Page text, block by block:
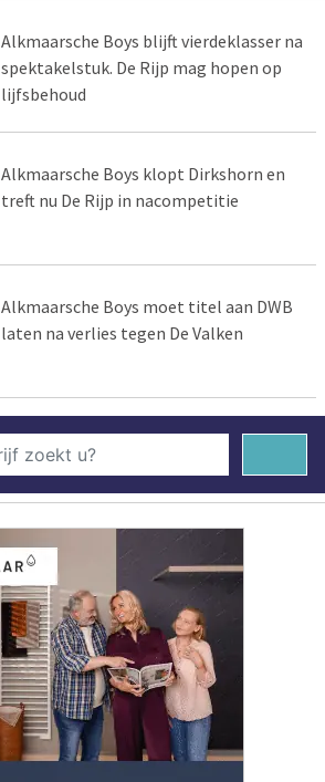
Alkmaarsche Boys blijft vierdeklasser na
spektakelstuk. De Rijp mag hopen op
lijfsbehoud
Alkmaarsche Boys klopt Dirkshorn en
treft nu De Rijp in nacompetitie
Alkmaarsche Boys moet titel aan DWB
laten na verlies tegen De Valken